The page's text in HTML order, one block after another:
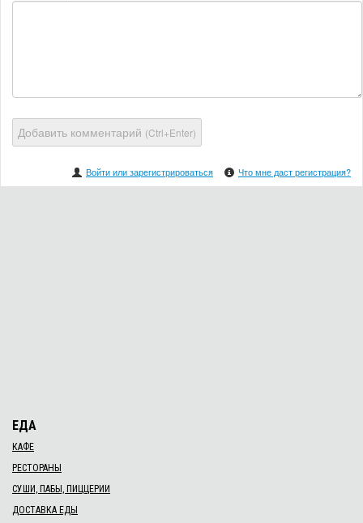
Добавить комментарий (Ctrl+Enter)
Войти или зарегистрироваться Что мне даст регистрация?
ЕДА
КАФЕ
РЕСТОРАНЫ
СУШИ, ПАБЫ, ПИЦЦЕРИИ
ДОСТАВКА ЕДЫ